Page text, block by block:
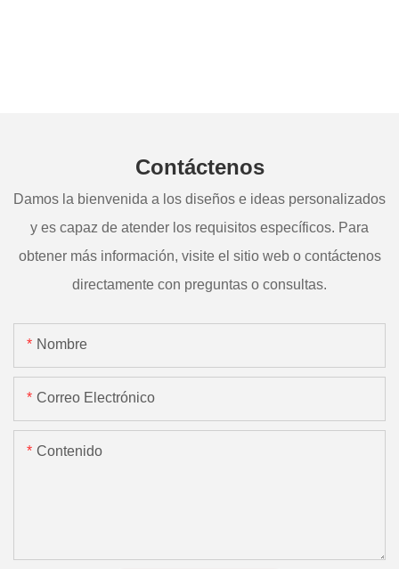
Contáctenos
Damos la bienvenida a los diseños e ideas personalizados
y es capaz de atender los requisitos específicos. Para
obtener más información, visite el sitio web o contáctenos
directamente con preguntas o consultas.
Nombre
Correo Electrónico
Contenido